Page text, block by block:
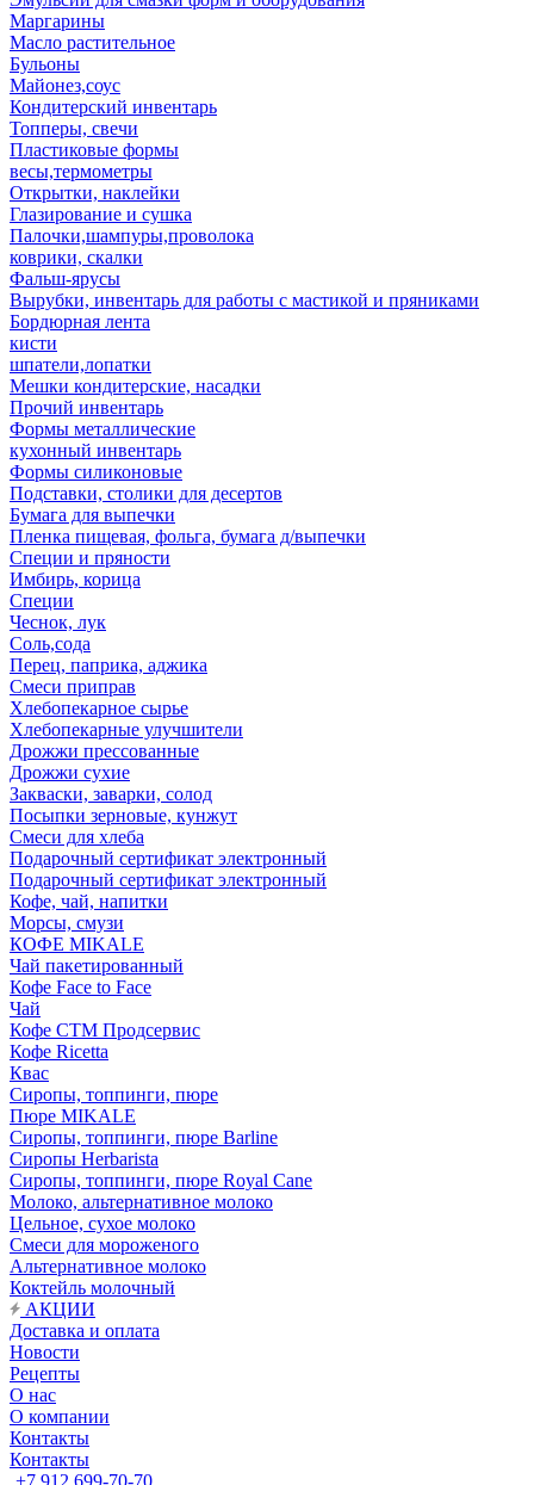
Маргарины
Масло растительное
Бульоны
Майонез,соус
Кондитерский инвентарь
Топперы, свечи
Пластиковые формы
весы,термометры
Открытки, наклейки
Глазирование и сушка
Палочки,шампуры,проволока
коврики, скалки
Фальш-ярусы
Вырубки, инвентарь для работы с мастикой и пряниками
Бордюрная лента
кисти
шпатели,лопатки
Мешки кондитерские, насадки
Прочий инвентарь
Формы металлические
кухонный инвентарь
Формы силиконовые
Подставки, столики для десертов
Бумага для выпечки
Пленка пищевая, фольга, бумага д/выпечки
Специи и пряности
Имбирь, корица
Специи
Чеснок, лук
Соль,сода
Перец, паприка, аджика
Смеси приправ
Хлебопекарное сырье
Хлебопекарные улучшители
Дрожжи прессованные
Дрожжи сухие
Закваски, заварки, солод
Посыпки зерновые, кунжут
Смеси для хлеба
Подарочный сертификат электронный
Подарочный сертификат электронный
Кофе, чай, напитки
Морсы, смузи
КОФЕ MIKALE
Чай пакетированный
Кофе Face to Face
Чай
Кофе СТМ Продсервис
Кофе Ricetta
Квас
Сиропы, топпинги, пюре
Пюре MIKALE
Сиропы, топпинги, пюре Barline
Сиропы Herbarista
Сиропы, топпинги, пюре Royal Cane
Молоко, альтернативное молоко
Цельное, сухое молоко
Смеси для мороженого
Альтернативное молоко
Коктейль молочный
АКЦИИ
Доставка и оплата
Новости
Рецепты
О нас
О компании
Контакты
Контакты
+7 912 699-70-70